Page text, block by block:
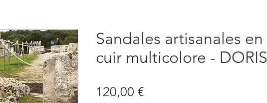
Sandales artisanales en
cuir multicolore - DORIS
120,00 €Prix